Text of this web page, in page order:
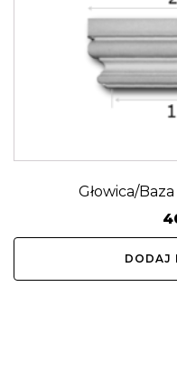
Głowica/
DODAJ